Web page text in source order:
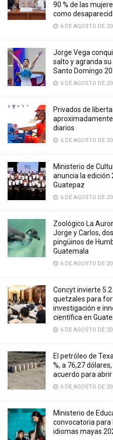
90 % de las
como
6 DE AGOSTO DE
Jorge Vega
salto y agranda su
Santo Domingo
6 DE AGOSTO DE
Privados de
diarios
6 DE AGOSTO DE
Ministerio de
anuncia la edición
Guatepaz
6 DE AGOSTO DE
Zoológico La
Jorge y Carlos,
pingüinos de
Guatemala
6 DE AGOSTO DE
Concyt invierte
quetzales para
investigación e
científica en
6 DE AGOSTO DE
El petróleo de
%, a 76,27
acuerdo para
6 DE AGOSTO DE
Ministerio de
convocatoria para
idiomas mayas